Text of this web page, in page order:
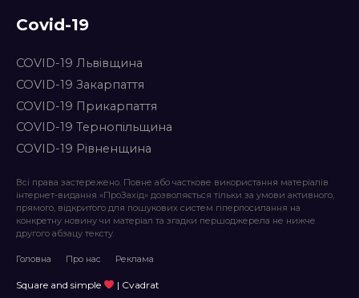
Covid-19
COVID-19 Львівщина
COVID-19 Закарпаття
COVID-19 Прикарпаття
COVID-19 Тернопільщина
COVID-19 Рівненщина
Всі права застережено. Повне або часткове використання матеріалів
інтернет-видання «ПроЗахід» дозволяється тільки за умови активного,
прямого, відкритого для пошукових систем гіперпосилання на
конкретну новину чи матеріал та згадки першоджерела не нижче
другого абзацу тексту.
Головна Про нас Реклама
Square and simple | Cvadrat